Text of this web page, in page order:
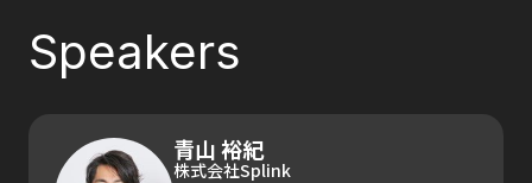
Speakers
青山 裕紀
株式会社Splink